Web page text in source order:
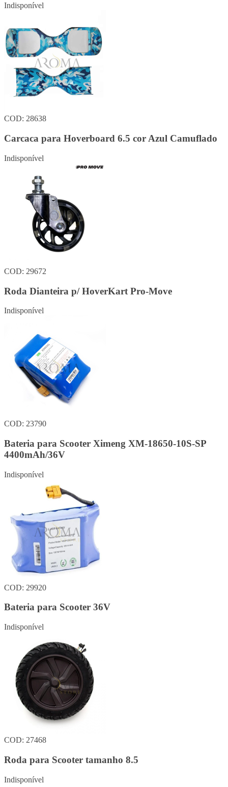
Indisponível
COD: 28638
Carcaca para Hoverboard 6.5 cor Azul Camuflado
Indisponível
COD: 29672
Roda Dianteira p/ HoverKart Pro-Move
Indisponível
COD: 23790
Bateria para Scooter Ximeng XM-18650-10S-SP
4400mAh/36V
Indisponível
COD: 29920
Bateria para Scooter 36V
Indisponível
COD: 27468
Roda para Scooter tamanho 8.5
Indisponível